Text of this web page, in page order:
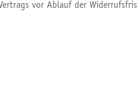
vor Ablauf der